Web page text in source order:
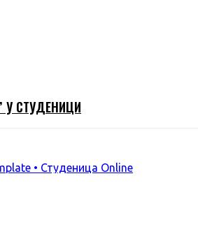
У СТУДЕНИЦИ